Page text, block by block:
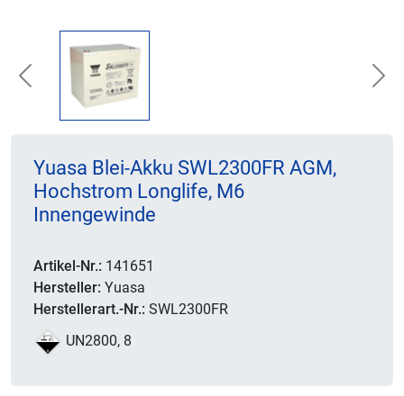
Previous
Yuasa Blei-Akku SWL2300FR AGM,
Hochstrom Longlife, M6
Innengewinde
Artikel-Nr.: 141651
Hersteller: Yuasa
Herstellerart.-Nr.: SWL2300FR
UN2800, 8